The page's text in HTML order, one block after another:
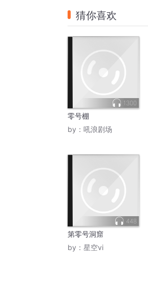
猜你喜欢
1300
零号棚
by： 吼浪剧场
448
第零号洞窟
by： 星空vi